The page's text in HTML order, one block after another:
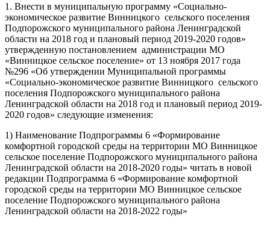
1. Внести в муниципальную программу «Социально-
экономическое развитие Винницкого сельского поселения
Подпорожского муниципального района Ленинградской
области на 2018 год и плановый период 2019-2020 годов»
утвержденную постановлением администрации МО
«Винницкое сельское поселение» от 13 ноября 2017 года
№296 «Об утверждении Муниципальной программы
«Социально-экономическое развитие Винницкого сельского
поселения Подпорожского муниципального района
Ленинградской области на 2018 год и плановый период 2019-
2020 годов» следующие изменения:
1) Наименование Подпрограммы 6 «Формирование
комфортной городской среды на территории МО Винницкое
сельское поселение Подпорожского муниципального района
Ленинградской области на 2018-2020 годы» читать в новой
редакции Подпрограмма 6 «Формирование комфортной
городской среды на территории МО Винницкое сельское
поселение Подпорожского муниципального района
Ленинградской области на 2018-2022 годы»